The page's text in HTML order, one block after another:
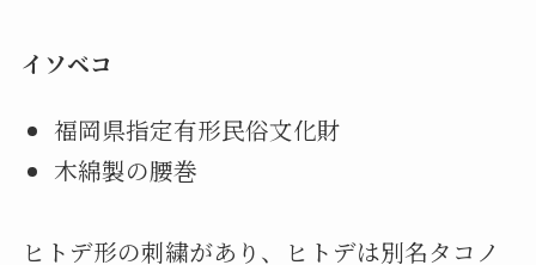
イソベコ
福岡県指定有形民俗文化財
木綿製の腰巻
ヒトデ形の刺繍があり、ヒトデは別名タコノ